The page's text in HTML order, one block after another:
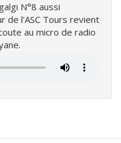
N°8 aussi
de l'ASC Tours revient
au micro de radio